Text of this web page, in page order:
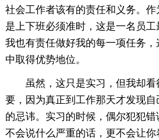
社会工作者该有的责任和义务。
是上下班必须准时，这是一名员工
我也有责任做好我的每一项任务
中取得优势地位。
虽然，这只是实习，但我却
要，因为真正到工作那天才发现
的忌讳。实习的时候，偶尔犯犯
不会说什么严重的话，更不会让